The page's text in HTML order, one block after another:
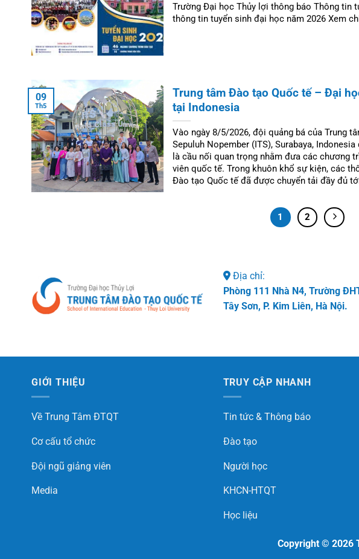
Trường Đại học Thủy lợi thông báo Thông tin
thông tin tuyển sinh đại học năm 2026 Xem
Trung tâm Đào tạo Quốc tế – Đại
tại Indonesia
Vào ngày 8/5/2026, đội quảng bá của Trung
Sepuluh Nopember (ITS), Surabaya,
là cầu nối quan trọng nhằm đưa các chương
viên quốc tế. Trong khuôn khổ sự kiện, các
Đào tạo Quốc tế đã được chuyển tải đầy đủ
09
Th5
1 2
Địa chỉ:
Phòng 111 Nhà N4, Trường
Tây Sơn, P. Kim Liên, Hà Nội.
GIỚI THIỆU
Về Trung Tâm ĐTQT
Cơ cấu tổ chức
Đội ngũ giảng viên
Media
TRUY CẬP NHANH
Tin tức & Thông báo
Đào tạo
Người học
KHCN-HTQT
Học liệu
Copyright © 2026